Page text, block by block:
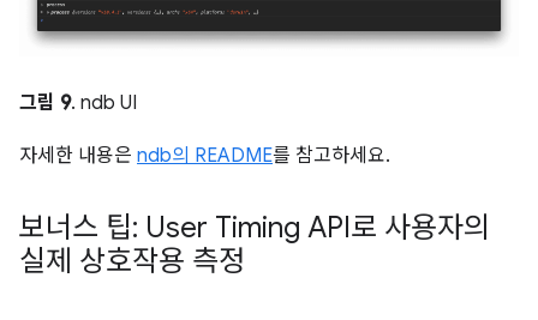
그림 9. ndb UI
자세한 내용은 ndb의 README를 참고하세요.
보너스 팁: User Timing API로 사용자의
실제 상호작용 측정